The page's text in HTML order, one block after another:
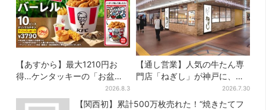
【あすから】最大1210円お
得…ケンタッキーの「お盆パ
ック」、2週間だけ！数量限定
シール付き
2026.8.3
【通し営業】人気の牛たん専
門店「ねぎし」が神戸に、
「想像しただけでお腹空
く…」SNSで喜びの声
2026.7.30
【関西初】累計500万枚売れた！“焼きたてフ